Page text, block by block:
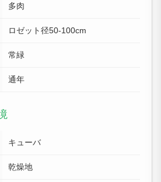
多肉
ロゼット径50-100cm
常緑
通年
キューバ
乾燥地